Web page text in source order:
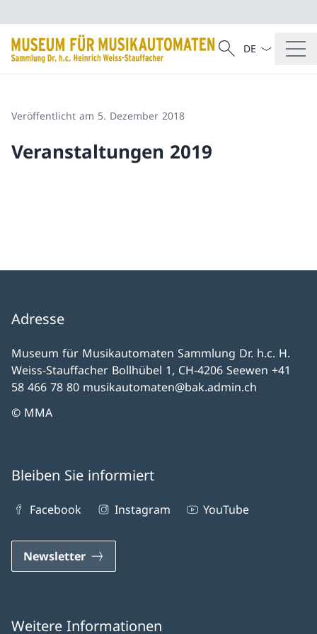
Suche
Suche
Sprach
Veröffentlicht am 5. Dezember 2018
Veranstaltungen 2019
Adresse
Museum für Musikautomaten Sammlung Dr. h.c. H.
Weiss-Stauffacher Bollhübel 1, CH-4206 Seewen +41
58 466 78 80 musikautomaten@bak.admin.ch
© MMA
Bleiben Sie informiert
Facebook Instagram YouTube
Newsletter
Weitere Informationen